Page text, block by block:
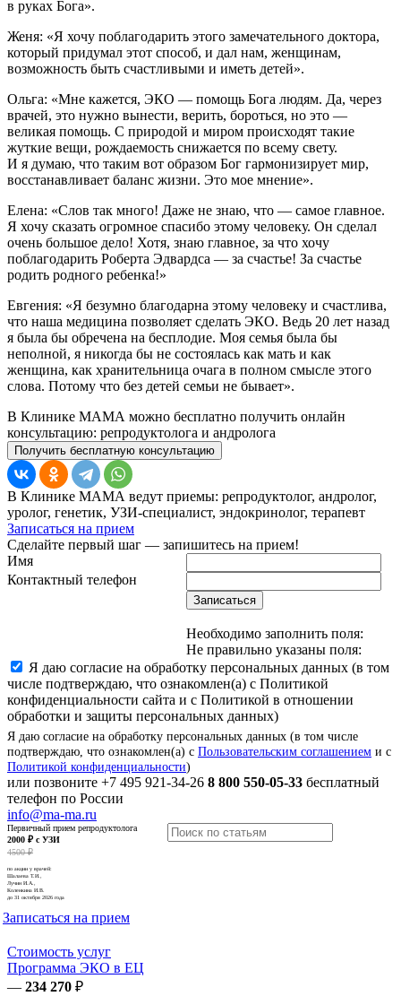
в руках Бога».
Женя: «Я хочу поблагодарить этого замечательного доктора,
который придумал этот способ, и дал нам, женщинам,
возможность быть счастливыми и иметь детей».
Ольга: «Мне кажется, ЭКО — помощь Бога людям. Да, через
врачей, это нужно вынести, верить, бороться, но это —
великая помощь. С природой и миром происходят такие
жуткие вещи, рождаемость снижается по всему свету.
И я думаю, что таким вот образом Бог гармонизирует мир,
восстанавливает баланс жизни. Это мое мнение».
Елена: «Слов так много! Даже не знаю, что — самое главное.
Я хочу сказать огромное спасибо этому человеку. Он сделал
очень большое дело! Хотя, знаю главное, за что хочу
поблагодарить Роберта Эдвардса — за счастье! За счастье
родить родного ребенка!»
Евгения: «Я безумно благодарна этому человеку и счастлива,
что наша медицина позволяет сделать ЭКО. Ведь 20 лет назад
я была бы обречена на бесплодие. Моя семья была бы
неполной, я никогда бы не состоялась как мать и как
женщина, как хранительница очага в полном смысле этого
слова. Потому что без детей семьи не бывает».
В Клинике МАМА можно бесплатно получить онлайн
консультацию: репродуктолога и андролога
Получить бесплатную консультацию
В Клинике МАМА ведут приемы: репродуктолог, андролог,
уролог, генетик, УЗИ-специалист, эндокринолог, терапевт
Записаться на прием
Сделайте первый шаг — запишитесь на прием!
Имя
Контактный телефон
Записаться
Необходимо заполнить поля:
Не правильно указаны поля:
Я даю согласие на обработку персональных данных (в том
числе подтверждаю, что ознакомлен(а) с Политикой
конфиденциальности сайта и с Политикой в отношении
обработки и защиты персональных данных)
Я даю согласие на обработку персональных данных (в том числе
подтверждаю, что ознакомлен(а) с Пользовательским соглашением и с
Политикой конфиденциальности)
или позвоните +7 495 921-34-26 8 800 550-05-33 бесплатный
телефон по России
info@ma-ma.ru
Первичный прием репродуктолога
2000 ₽ с УЗИ
4500 ₽
по акции у врачей:
Шалаева Т.И.,
Лучин И.А.,
Коленкина И.В.
до 31 октября 2026 года
Записаться на прием
Стоимость услуг
Программа ЭКО в ЕЦ
— 234 270 ₽